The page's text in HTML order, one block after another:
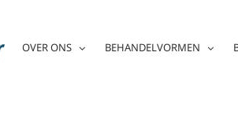
OVER ONS BEHANDELVORMEN